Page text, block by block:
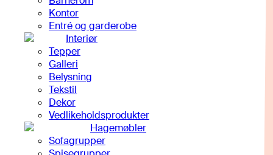
Kontor
Entré og garderobe
Interiør
Tepper
Galleri
Belysning
Tekstil
Dekor
Vedlikeholdsprodukter
Hagemøbler
Sofagrupper